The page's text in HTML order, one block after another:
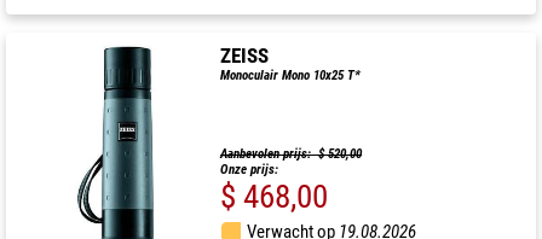
ZEISS
Monoculair Mono 10x25 T*
Aanbevolen prijs: $ 520,00
Onze prijs:
$ 468,00
Verwacht op 19.08.2026